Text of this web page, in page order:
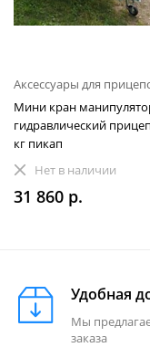
Аксессуары для
Мини кран
гидравлический
кг пикап
Нет в наличии
31 860 р.
Удобная
Мы
заказа